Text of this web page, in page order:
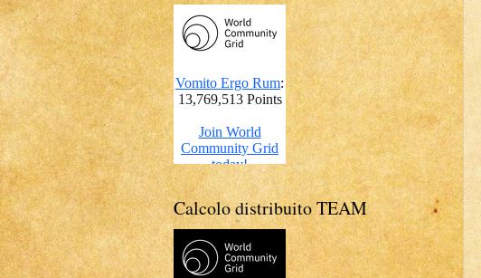
Calcolo distribuito TEAM